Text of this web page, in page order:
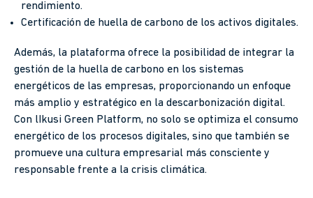
rendimiento.
Certificación de huella de carbono de los activos digitales.
Además, la plataforma ofrece la posibilidad de integrar la
gestión de la huella de carbono en los sistemas
energéticos de las empresas, proporcionando un enfoque
más amplio y estratégico en la descarbonización digital.
Con lIkusi Green Platform, no solo se optimiza el consumo
energético de los procesos digitales, sino que también se
promueve una cultura empresarial más consciente y
responsable frente a la crisis climática.